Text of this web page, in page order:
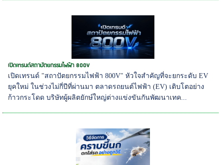
เปิดเทรนด์สถาปัตยกรรมไฟฟ้า 800V
เปิดเทรนด์ "สถาปัตยกรรมไฟฟ้า 800V" หัวใจสำคัญที่จะยกระดับ EV
ยุคใหม่ ในช่วงไม่กี่ปีที่ผ่านมา ตลาดรถยนต์ไฟฟ้า (EV) เติบโตอย่าง
ก้าวกระโดด บริษัทผู้ผลิตยักษ์ใหญ่ต่างแข่งขันกันพัฒนาเทค...